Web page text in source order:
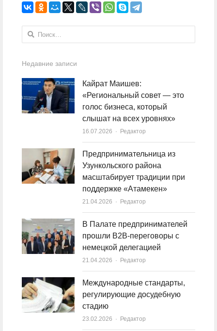
Найти:
Недавние записи
Кайрат Маишев:
«Региональный совет — это
голос бизнеса, который
слышат на всех уровнях»
16.07.2026 Author
Редактор
Предпринимательница из
Узункольского района
масштабирует традиции при
поддержке «Атамекен»
21.04.2026 Author
Редактор
В Палате предпринимателей
прошли B2B-переговоры с
немецкой делегацией
21.04.2026 Author
Редактор
Международные стандарты,
регулирующие досудебную
стадию
23.02.2026 Author
Редактор